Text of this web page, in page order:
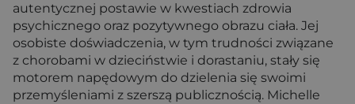
autentycznej postawie w kwestiach zdrowia
psychicznego oraz pozytywnego obrazu ciała. Jej
osobiste doświadczenia, w tym trudności związane
z chorobami w dzieciństwie i dorastaniu, stały się
motorem napędowym do dzielenia się swoimi
przemyśleniami z szerszą publicznością. Michelle